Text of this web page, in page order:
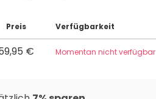
Preis Verfügbarkeit
€ Momentan nicht verfügbar